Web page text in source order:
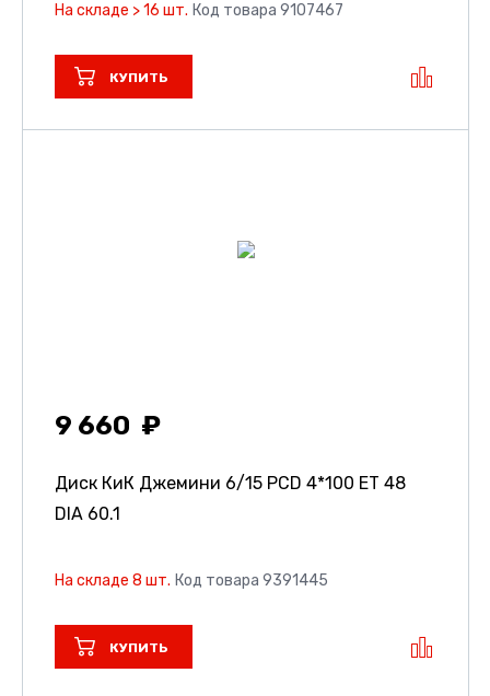
На складе > 16 шт. Код товара 9107467
КУПИТЬ
9 660
Диск КиК Джемини 6/15 PCD 4*100 ET 48
DIA 60.1
На складе 8 шт. Код товара 9391445
КУПИТЬ